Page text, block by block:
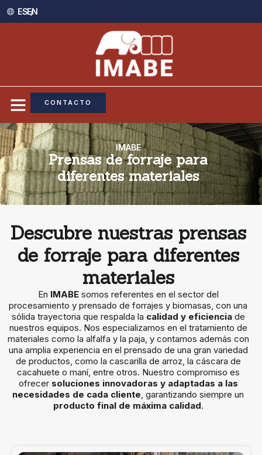
ES /EN
CONTACTO
IMABE
Prensas de forraje para
diferentes materiales
Descubre nuestras prensas
de forraje para diferentes
materiales
En IMABEsomos referentes en el sector del
procesamiento y prensado de forrajes y biomasas, con una
sólida trayectoria que respalda la calidad y eficienciade
nuestros equipos. Nos especializamos en el tratamiento de
materiales como la alfalfa y la paja, y contamos además con
una amplia experiencia en el prensado de una gran variedad
de productos, como la cascarilla de arroz, la cáscara de
cacahuete o maní, entre otros. Nuestro compromiso es
ofrecer soluciones innovadoras y adaptadas a las
necesidades de cada cliente, garantizando siempre un
producto final de máxima calidad.